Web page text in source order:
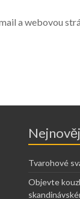
a webovou
Tvarohové
Objevte